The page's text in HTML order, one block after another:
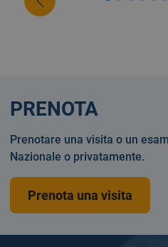
PRENOTA
Prenotare una visita o un
Nazionale o privatamente.
Prenota una visita